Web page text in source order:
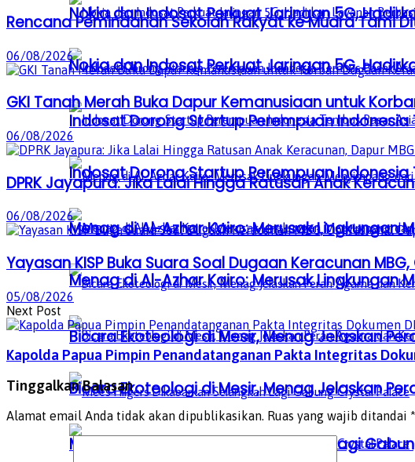
Nokia dan Indosat Perkuat Jaringan 5G,
Indosat Dorong Startup Perempuan
Menag di Al-Azhar Kairo: Merusak Lingkungan
Bicara Ekoteologi di Mesir, Menag Jelaskan
Mees Hilgers Dikabarkan Selangkah Lagi
Nokia dan Indosat Perkuat Jaringan 5G,
Indosat Dorong Startup Perempuan
Menag di Al-Azhar Kairo: Merusak Lingkungan
Bicara Ekoteologi di Mesir, Menag Jelaskan
Rencana Pemindahan Sekolah Rakyat ke Muara Tami
06/08/2026
GKI Tanah Merah Buka Dapur Kemanusiaan untuk
06/08/2026
DPRK Jayapura: Jika Lalai Hingga Ratusan Anak
06/08/2026
Yayasan KISP Buka Suara Soal Dugaan Keracunan
05/08/2026
Next Post
Kapolda Papua Pimpin Penandatanganan Pakta Integritas
Tinggalkan Balasan
Alamat email Anda tidak akan dipublikasikan. Ruas yang wajib ditandai *